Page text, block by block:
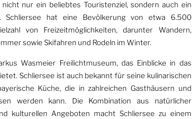
nur ein beliebtes Touristenziel, sondern auch ein
Schliersee hat eine Bevölkerung von etwa 6.500
von Freizeitmöglichkeiten, darunter Wandern,
sowie Skifahren und Rodeln im Winter.
Wasmeier Freilichtmuseum, das Einblicke in das
Schliersee ist auch bekannt für seine kulinarischen
Küche, die in zahlreichen Gasthäusern und
werden kann. Die Kombination aus natürlicher
kulturellen Angeboten macht Schliersee zu einem